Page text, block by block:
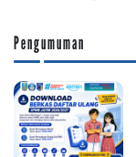
Pengumuman